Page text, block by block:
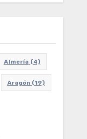
Almería (4)
Aragón (19)